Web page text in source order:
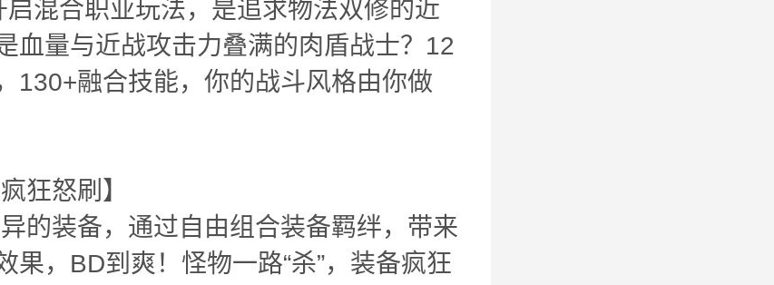
启混合职业玩法，是追求物法双修的近
血量与近战攻击力叠满的肉盾战士？12
130+融合技能，你的战斗风格由你做
狂怒刷】
的装备，通过自由组合装备羁绊，带来
果，BD到爽！怪物一路“杀”，装备疯狂